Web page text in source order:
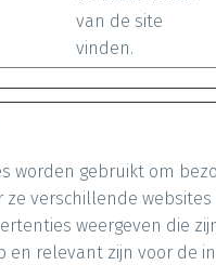
van de site
vinden.
worden gebruikt om
ze verschillende websites
weergeven die
en relevant zijn voor de